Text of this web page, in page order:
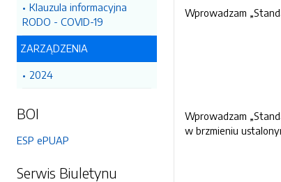
Klauzula informacyjna
RODO - COVID-19
ZARZĄDZENIA
2024
BOI
ESP ePUAP
Serwis Biuletynu
Wprowadzam
Wprowadzam
w brzmieniu